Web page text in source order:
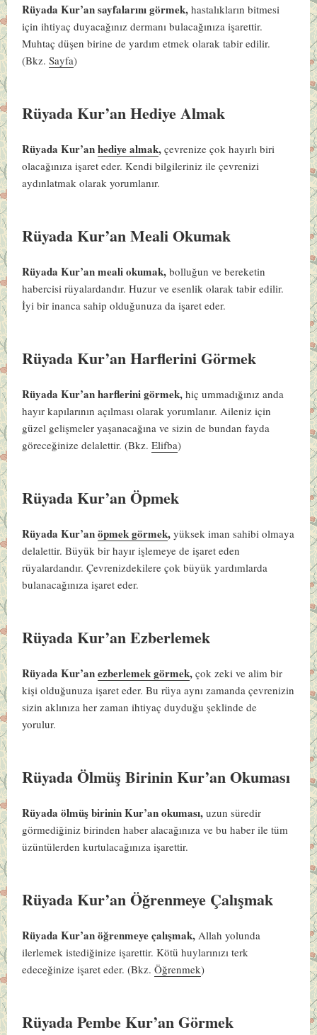
Rüyada Kur’an sayfalarını görmek,hastalıkların bitmesi
için ihtiyaç duyacağınız dermanı bulacağınıza işarettir.
Muhtaç düşen birine de yardım etmek olarak tabir edilir.
(Bkz.Sayfa)
Rüyada Kur’an Hediye Almak
Rüyada Kur’anhediye almak,çevrenize çok hayırlı biri
olacağınıza işaret eder. Kendi bilgileriniz ile çevrenizi
aydınlatmak olarak yorumlanır.
Rüyada Kur’an Meali Okumak
Rüyada Kur’an meali okumak,bolluğun ve bereketin
habercisi rüyalardandır. Huzur ve esenlik olarak tabir edilir.
İyi bir inanca sahip olduğunuza da işaret eder.
Rüyada Kur’an Harflerini Görmek
Rüyada Kur’an harflerini görmek,hiç ummadığınız anda
hayır kapılarının açılması olarak yorumlanır. Aileniz için
güzel gelişmeler yaşanacağına ve sizin de bundan fayda
göreceğinize delalettir.(Bkz.Elifba)
Rüyada Kur’an Öpmek
Rüyada Kur’anöpmek görmek,yüksek iman sahibi olmaya
delalettir. Büyük bir hayır işlemeye de işaret eden
rüyalardandır. Çevrenizdekilere çok büyük yardımlarda
bulanacağınıza işaret eder.
Rüyada Kur’an Ezberlemek
Rüyada Kur’anezberlemek görmek,çok zeki ve alim bir
kişi olduğunuza işaret eder. Bu rüya aynı zamanda çevrenizin
sizin aklınıza her zaman ihtiyaç duyduğu şeklinde de
yorulur.
Rüyada Ölmüş Birinin Kur’an Okuması
Rüyada ölmüş birinin Kur’an okuması,uzun süredir
görmediğiniz birinden haber alacağınıza ve bu haber ile tüm
üzüntülerden kurtulacağınıza işarettir.
Rüyada Kur’an Öğrenmeye Çalışmak
Rüyada Kur’an öğrenmeye çalışmak,Allah yolunda
ilerlemek istediğinize işarettir. Kötü huylarınızı terk
edeceğinize işaret eder.(Bkz.Öğrenmek)
Rüyada Pembe Kur’an Görmek